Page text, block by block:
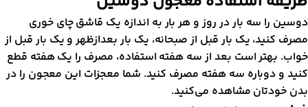
را سه بار در روز و هر بار به اندازه یک قاشق چای خوری
کنید، یک بار قبل از صبحانه، یک بار بعد‌از‌‌ظهر و یک بار قبل از
بهتر است بعد از سه هفته استفاده، مصرف را یک هفته قطع
و دوباره سه هفته مصرف کنید. شما معجزات این معجون را در
خودتان مشاهده می‌کنید.